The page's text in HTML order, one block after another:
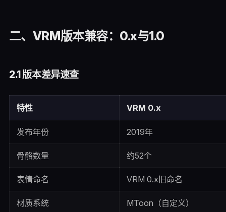
二、VRM版本兼容：0.x与1.0
2.1 版本差异速查
特性 VRM 0.x
发布年份 2019年
骨骼数量 约52个
表情命名 VRM 0.x旧命名
材质系统 MToon（自定义）